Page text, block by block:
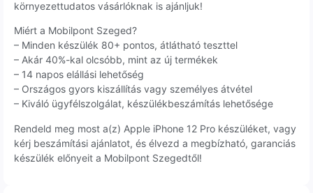
környezettudatos vásárlóknak is ajánljuk!
Miért a Mobilpont Szeged?
– Minden készülék 80+ pontos, átlátható teszttel
– Akár 40%-kal olcsóbb, mint az új termékek
– 14 napos elállási lehetőség
– Országos gyors kiszállítás vagy személyes átvétel
– Kiváló ügyfélszolgálat, készülékbeszámítás lehetősége
Rendeld meg most a(z) Apple iPhone 12 Pro készüléket, vagy
kérj beszámítási ajánlatot, és élvezd a megbízható, garanciás
készülék előnyeit a Mobilpont Szegedtől!